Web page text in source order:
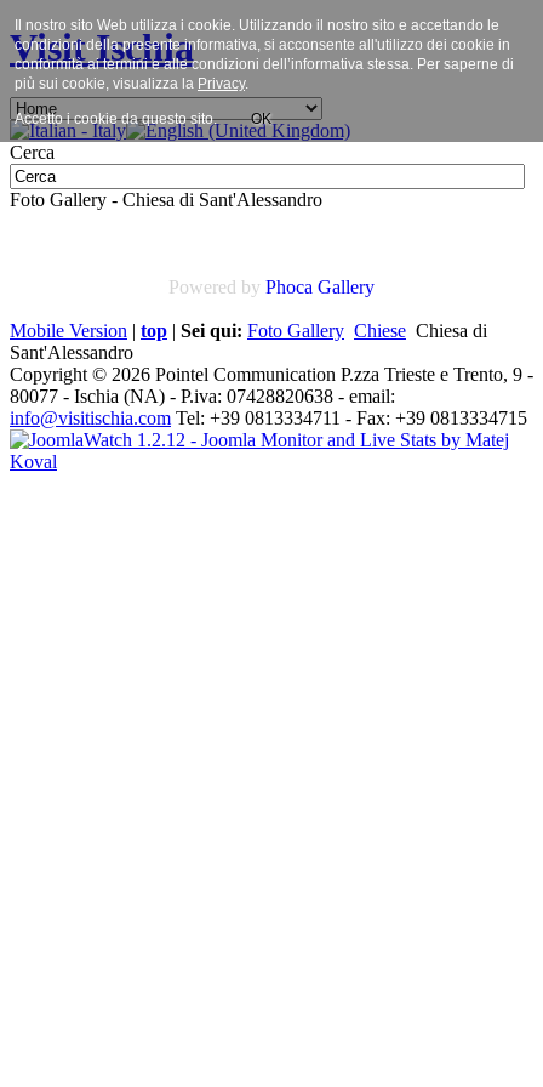
Visit Ischia
Cerca
Foto Gallery - Chiesa di Sant'Alessandro
Powered by Phoca Gallery
Mobile Version | top | Sei qui: Foto Gallery Chiese Chiesa di
Sant'Alessandro
Copyright © 2026 Pointel Communication P.zza Trieste e Trento, 9 -
80077 - Ischia (NA) - P.iva: 07428820638 - email:
info@visitischia.com Tel: +39 0813334711 - Fax: +39 0813334715
Il nostro sito Web utilizza i cookie. Utilizzando il nostro sito e accettando le
condizioni della presente informativa, si acconsente all'utilizzo dei cookie in
conformità ai termini e alle condizioni dell’informativa stessa. Per saperne di
più sui cookie, visualizza la Privacy.
Accetto i cookie da questo sito. OK